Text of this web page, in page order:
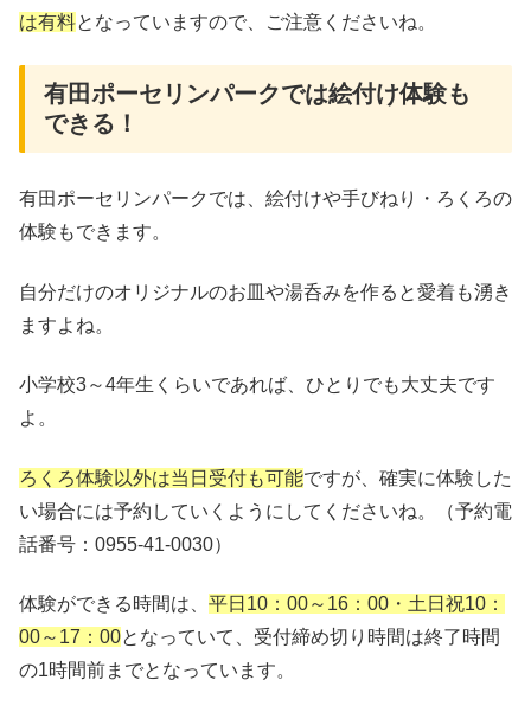
は有料となっていますので、ご注意くださいね。
有田ポーセリンパークでは絵付け体験も
できる！
有田ポーセリンパークでは、絵付けや手びねり・ろくろの
体験もできます。
自分だけのオリジナルのお皿や湯呑みを作ると愛着も湧き
ますよね。
小学校3～4年生くらいであれば、ひとりでも大丈夫です
よ。
ろくろ体験以外は当日受付も可能ですが、確実に体験した
い場合には予約していくようにしてくださいね。（予約電
話番号：0955-41-0030）
体験ができる時間は、 平日10：00～16：00・土日祝10：
00～17：00となっていて、受付締め切り時間は終了時間
の1時間前までとなっています。